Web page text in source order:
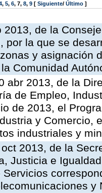
, 5, 6, 7, 8, 9 [ Siguiente/ Último ]
2013, de la
por la que se
y asignación
Comunidad
abr 2013, de la
de Empleo,
de 2013, el
y Comercio,
industriales y
2013, de la
Justicia e
Servicios
y